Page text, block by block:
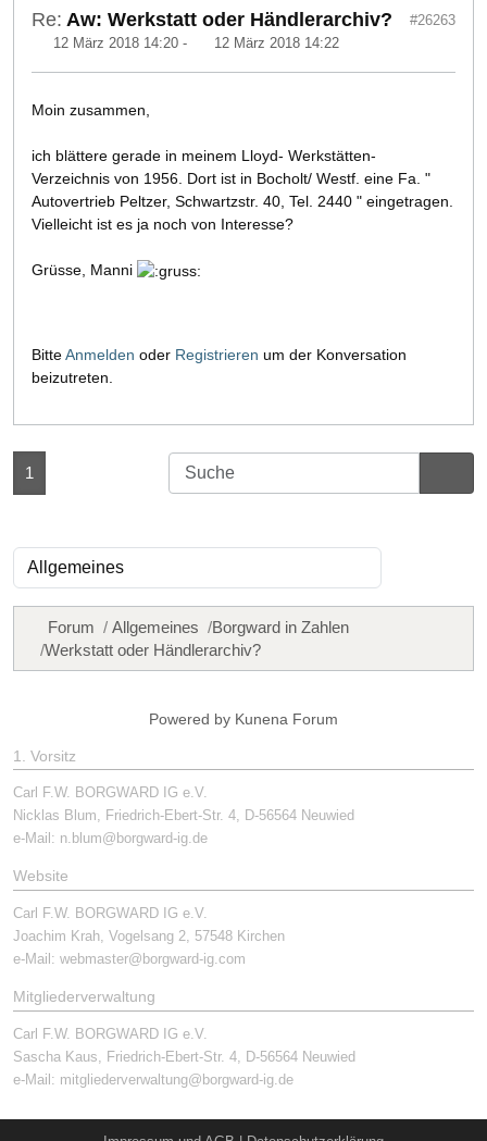
Re: Aw: Werkstatt oder Händlerarchiv?
12 März 2018 14:20 - 12 März 2018 14:22
#26263
Moin zusammen,
ich blättere gerade in meinem Lloyd- Werkstätten-
Verzeichnis von 1956. Dort ist in Bocholt/ Westf. eine Fa. "
Autovertrieb Peltzer, Schwartzstr. 40, Tel. 2440 " eingetragen.
Vielleicht ist es ja noch von Interesse?
Grüsse, Manni
BitteAnmelden oder Registrieren um der Konversation
beizutreten.
1
Forum Allgemeines
Borgward in Zahlen
Werkstatt oder Händlerarchiv?
Powered by Kunena Forum
1. Vorsitz
Carl F.W. BORGWARD IG e.V.
Nicklas Blum, Friedrich-Ebert-Str. 4, D-56564 Neuwied
e-Mail: n.blum@borgward-ig.de
Website
Carl F.W. BORGWARD IG e.V.
Joachim Krah, Vogelsang 2, 57548 Kirchen
e-Mail: webmaster@borgward-ig.com
Mitgliederverwaltung
Carl F.W. BORGWARD IG e.V.
Sascha Kaus, Friedrich-Ebert-Str. 4, D-56564 Neuwied
e-Mail: mitgliederverwaltung@borgward-ig.de